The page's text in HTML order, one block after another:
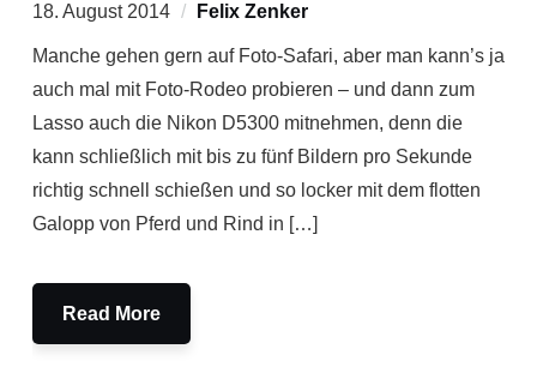
18. August 2014 Felix Zenker
Manche gehen gern auf Foto-Safari, aber man kann’s ja
auch mal mit Foto-Rodeo probieren – und dann zum
Lasso auch die Nikon D5300 mitnehmen, denn die
kann schließlich mit bis zu fünf Bildern pro Sekunde
richtig schnell schießen und so locker mit dem flotten
Galopp von Pferd und Rind in […]
Read More